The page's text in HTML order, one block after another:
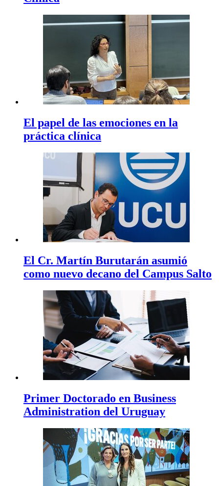
El papel de las emociones en la
práctica clínica
El Cr. Martín Burutarán asumió
como nuevo decano del Campus Salto
Primer Doctorado en Business
Administration del Uruguay